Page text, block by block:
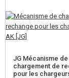
ACCESSOIRES
PIECE DE
PIECES
JG Mécanisme de
chargement de
pour les